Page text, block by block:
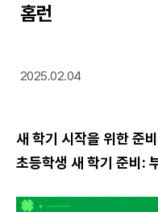
서비스뉴스
교육정보
학습정보
홈런
2025.02.04
새 학기 시작을 위한 준
초등학생 새 학기 준비: